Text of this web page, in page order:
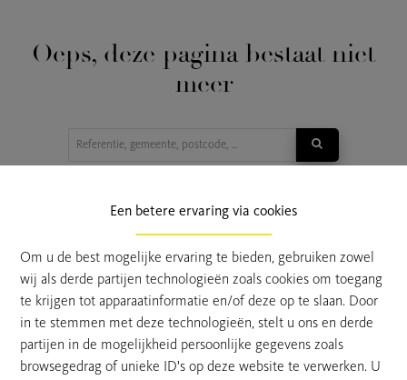
Een betere ervaring via cookies
Om u de best mogelijke ervaring te bieden, gebruiken zowel
wij als derde partijen technologieën zoals cookies om toegang
te krijgen tot apparaatinformatie en/of deze op te slaan. Door
in te stemmen met deze technologieën, stelt u ons en derde
partijen in de mogelijkheid persoonlijke gegevens zoals
browsegedrag of unieke ID's op deze website te verwerken. U
Oeps, deze pagina bestaat niet
meer